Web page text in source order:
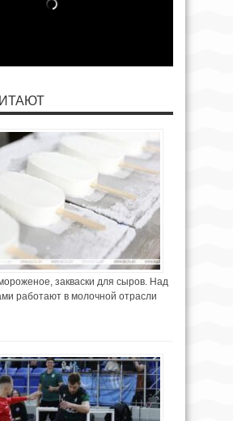
закваски для сыров. Над
работают в молочной отрасли